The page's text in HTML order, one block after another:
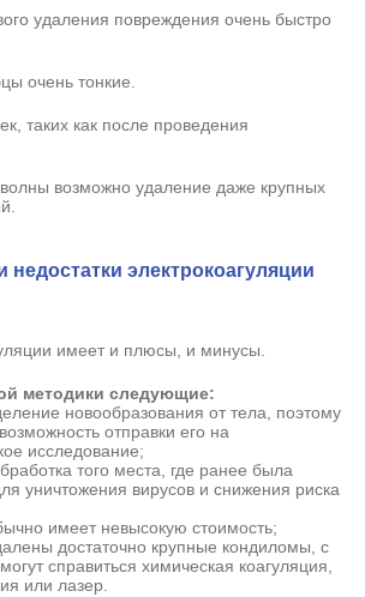
удаления повреждения очень быстро
очень тонкие.
таких как после проведения
возможно удаление даже крупных
электрокоагуляции
имеет и плюсы, и минусы.
методики следующие:
новообразования от тела, поэтому
отправки его на
исследование;
того места, где ранее была
уничтожения вирусов и снижения риска
имеет невысокую стоимость;
достаточно крупные кондиломы, с
справиться химическая коагуляция,
или лазер.